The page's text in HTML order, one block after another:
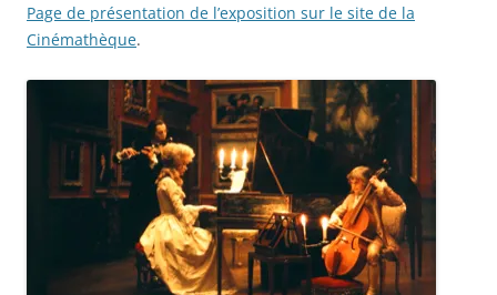
Page de présentation de l’exposition sur le site de la
Cinémathèque.